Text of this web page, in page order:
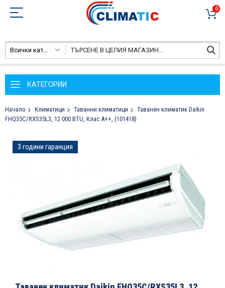
0
Всички категории
КАТЕГОРИИ
Начало Климатици Таванни климатици
Таванен климатик Daikin
FHQ35C/RXS35L3, 12 000 BTU, Клас A++, (101418)
Преминете
към
3 години гаранция
към